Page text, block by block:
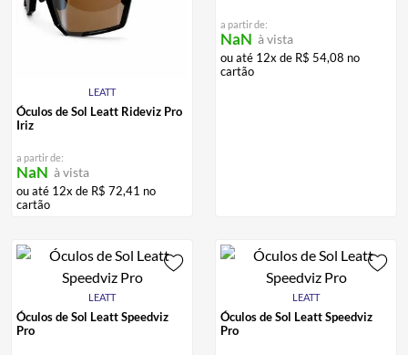
LEATT
Óculos de Sol Leatt Rideviz Pro
Iriz
a partir de:
NaN à vista
ou até 12x de R$ 72,41 no
cartão
a partir de:
NaN à vista
ou até 12x de R$ 54,08 no
cartão
LEATT
Óculos de Sol Leatt Speedviz
Pro
LEATT
Óculos de Sol Leatt Speedviz
Pro
AIROH